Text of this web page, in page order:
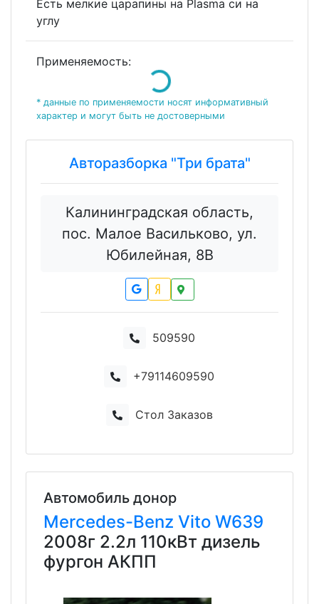
Есть мелкие царапины на Plasma си на
углу
Применяемость:
Loading...
* данные по применяемости носят информативный
характер и могут быть не достоверными
Авторазборка "Три брата"
Калининградская область,
пос. Малое Васильково, ул.
Юбилейная, 8В
509590
+79114609590
Стол Заказов
Автомобиль донор
Mercedes-Benz Vito W639
2008г 2.2л 110кВт дизель
фургон АКПП